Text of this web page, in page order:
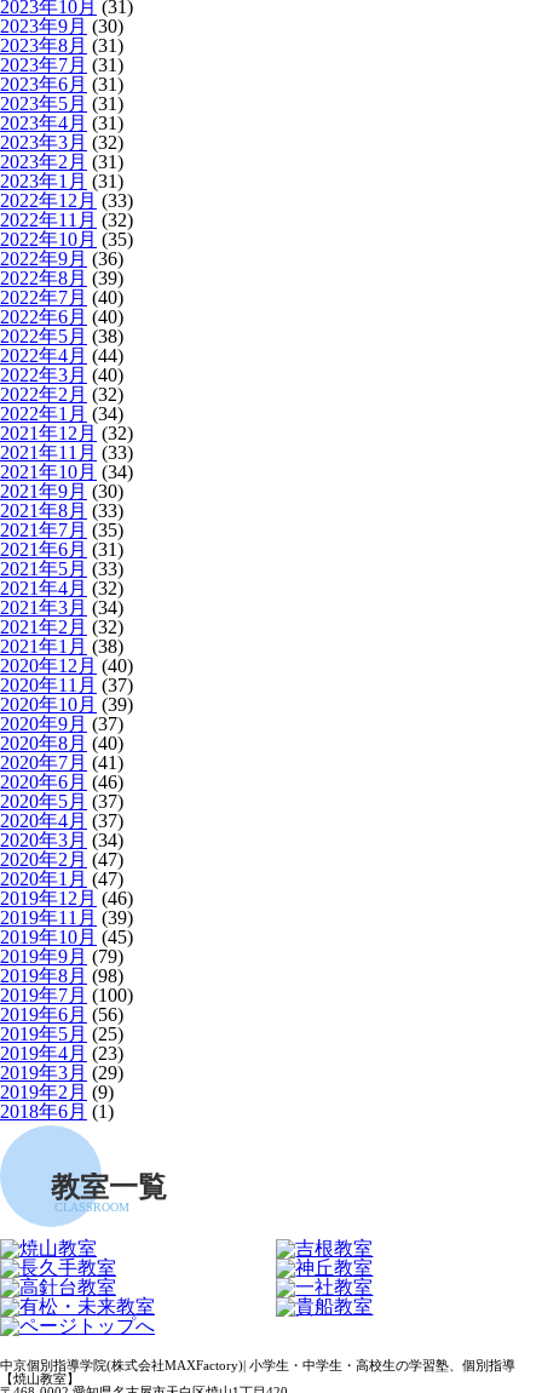
2023年10月 (31)
2023年9月 (30)
2023年8月 (31)
2023年7月 (31)
2023年6月 (31)
2023年5月 (31)
2023年4月 (31)
2023年3月 (32)
2023年2月 (31)
2023年1月 (31)
2022年12月 (33)
2022年11月 (32)
2022年10月 (35)
2022年9月 (36)
2022年8月 (39)
2022年7月 (40)
2022年6月 (40)
2022年5月 (38)
2022年4月 (44)
2022年3月 (40)
2022年2月 (32)
2022年1月 (34)
2021年12月 (32)
2021年11月 (33)
2021年10月 (34)
2021年9月 (30)
2021年8月 (33)
2021年7月 (35)
2021年6月 (31)
2021年5月 (33)
2021年4月 (32)
2021年3月 (34)
2021年2月 (32)
2021年1月 (38)
2020年12月 (40)
2020年11月 (37)
2020年10月 (39)
2020年9月 (37)
2020年8月 (40)
2020年7月 (41)
2020年6月 (46)
2020年5月 (37)
2020年4月 (37)
2020年3月 (34)
2020年2月 (47)
2020年1月 (47)
2019年12月 (46)
2019年11月 (39)
2019年10月 (45)
2019年9月 (79)
2019年8月 (98)
2019年7月 (100)
2019年6月 (56)
2019年5月 (25)
2019年4月 (23)
2019年3月 (29)
2019年2月 (9)
2018年6月 (1)
教室一覧
CLASSROOM
中京個別指導学院(株式会社MAXFactory)| 小学生・中学生・高校生の学習塾、個別指導
【焼山教室】